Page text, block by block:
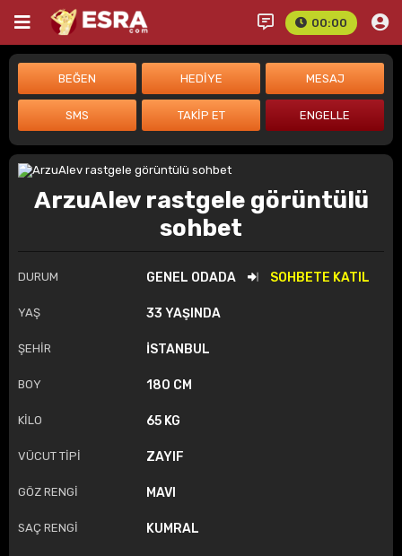
00:00
ArzuAlev rastgele görüntülü
sohbet
DURUM GENEL ODADA SOHBETE KATIL
YAŞ 33 YAŞINDA
ŞEHİR İSTANBUL
BOY 180 CM
KİLO 65 KG
VÜCUT TİPİ ZAYIF
GÖZ RENGİ MAVI
SAÇ RENGİ KUMRAL